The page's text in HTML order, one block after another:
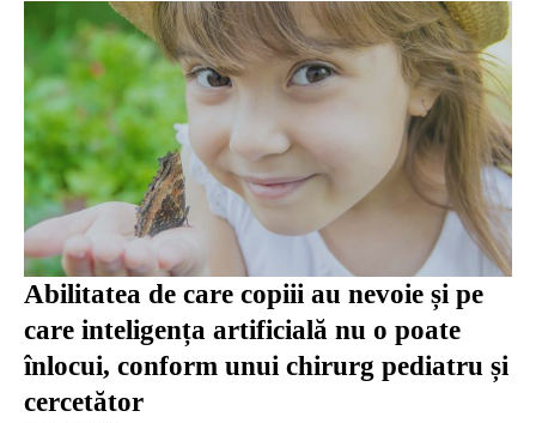
Abilitatea de care copiii au nevoie și pe
care inteligența artificială nu o poate
înlocui, conform unui chirurg pediatru și
cercetător